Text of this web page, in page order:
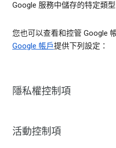
Google 服務中儲存的特定類型
您也可以查看和控管 Google
Google 帳戶提供下列設定：
隱私權控制項
活動控制項